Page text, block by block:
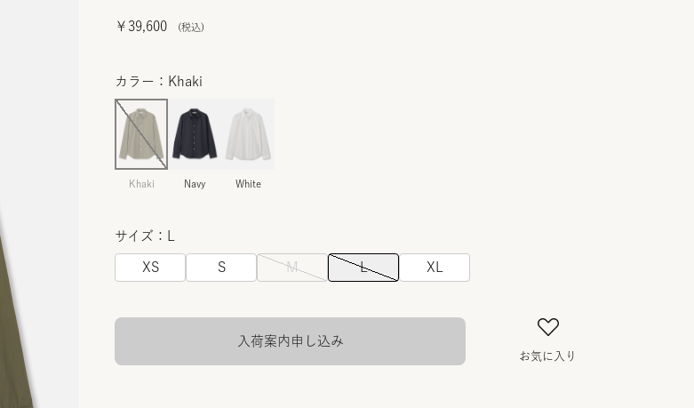
￥39,600
カラー：Khaki
Khaki Navy White
サイズ：L
XS S M L XL
お気に入り
入荷案内申し込み